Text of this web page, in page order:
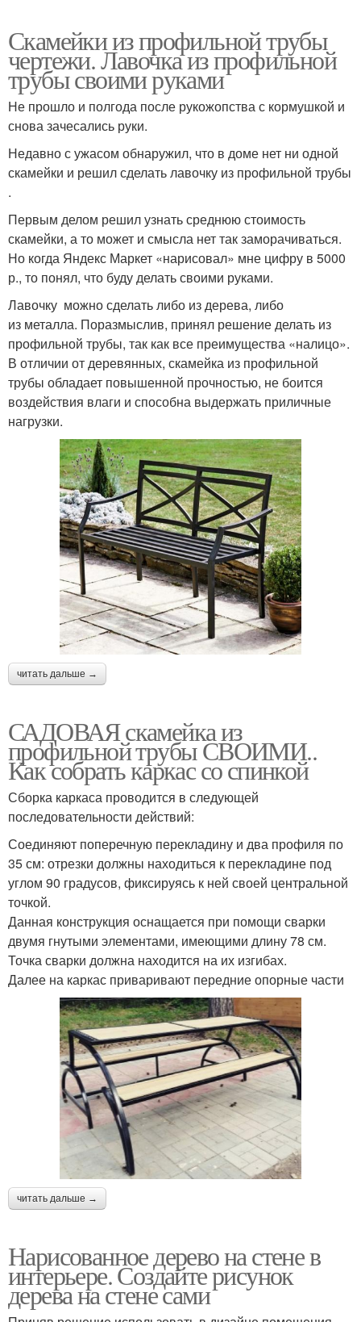
Скамейки из профильной трубы
чертежи. Лавочка из профильной
трубы своими руками
Не прошло и полгода после рукожопства с кормушкой и
снова зачесались руки.
Недавно с ужасом обнаружил, что в доме нет ни одной
скамейки и решил сделать лавочку из профильной трубы
.
Первым делом решил узнать среднюю стоимость
скамейки, а то может и смысла нет так заморачиваться.
Но когда Яндекс Маркет «нарисовал» мне цифру в 5000
р., то понял, что буду делать своими руками.
Лавочку можно сделать либо из дерева, либо
из металла. Поразмыслив, принял решение делать из
профильной трубы, так как все преимущества «налицо».
В отличии от деревянных, скамейка из профильной
трубы обладает повышенной прочностью, не боится
воздействия влаги и способна выдержать приличные
нагрузки.
читать дальше →
САДОВАЯ скамейка из
профильной трубы СВОИМИ..
Как собрать каркас со спинкой
Сборка каркаса проводится в следующей
последовательности действий:
Соединяют поперечную перекладину и два профиля по
35 см: отрезки должны находиться к перекладине под
углом 90 градусов, фиксируясь к ней своей центральной
точкой.
Данная конструкция оснащается при помощи сварки
двумя гнутыми элементами, имеющими длину 78 см.
Точка сварки должна находится на их изгибах.
Далее на каркас приваривают передние опорные части
читать дальше →
Нарисованное дерево на стене в
интерьере. Создайте рисунок
дерева на стене сами